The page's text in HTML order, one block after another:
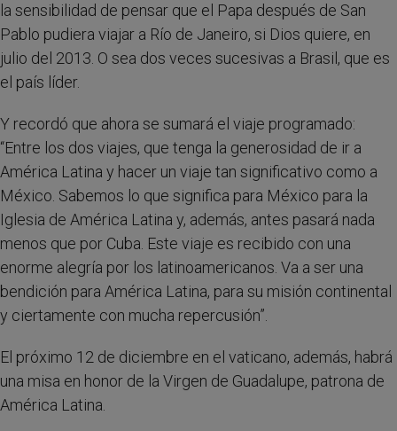
la sensibilidad de pensar que el Papa después de San
Pablo pudiera viajar a Río de Janeiro, si Dios quiere, en
julio del 2013. O sea dos veces sucesivas a Brasil, que es
el país líder.
Y recordó que ahora se sumará el viaje programado:
“Entre los dos viajes, que tenga la generosidad de ir a
América Latina y hacer un viaje tan significativo como a
México. Sabemos lo que significa para México para la
Iglesia de América Latina y, además, antes pasará nada
menos que por Cuba. Este viaje es recibido con una
enorme alegría por los latinoamericanos. Va a ser una
bendición para América Latina, para su misión continental
y ciertamente con mucha repercusión”.
El próximo 12 de diciembre en el vaticano, además, habrá
una misa en honor de la Virgen de Guadalupe, patrona de
América Latina.